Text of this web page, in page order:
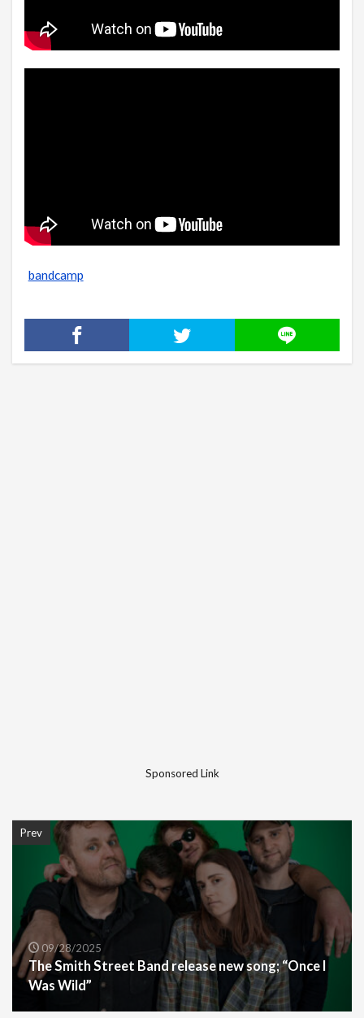
bandcamp
Sponsored Link
Prev
09/28/2025
The Smith Street Band release new song; “Once I
Was Wild”